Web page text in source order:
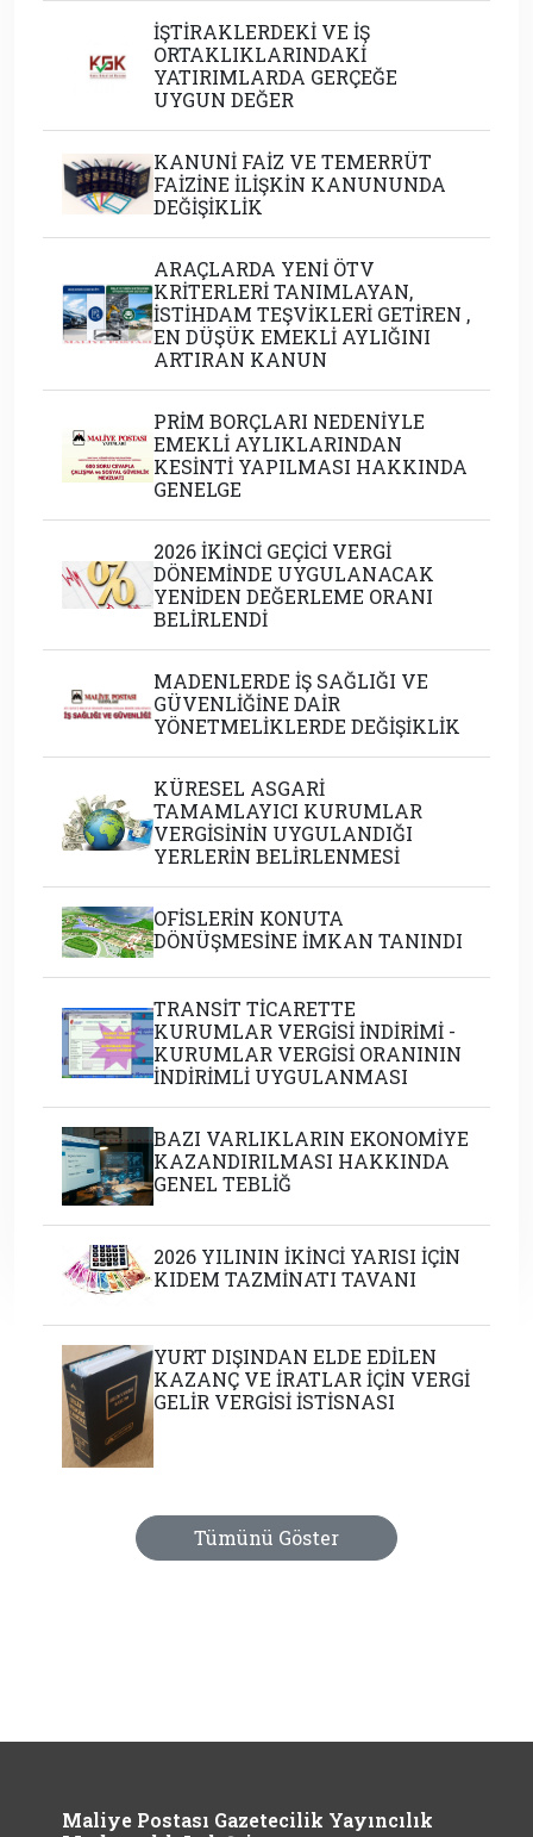
İŞTİRAKLERDEKİ VE İŞ
ORTAKLIKLARINDAKİ
YATIRIMLARDA GERÇEĞE
UYGUN DEĞER
KANUNİ FAİZ VE TEMERRÜT
FAİZİNE İLİŞKİN KANUNUNDA
DEĞİŞİKLİK
ARAÇLARDA YENİ ÖTV
KRİTERLERİ TANIMLAYAN,
İSTİHDAM TEŞVİKLERİ GETİREN ,
EN DÜŞÜK EMEKLİ AYLIĞINI
ARTIRAN KANUN
PRİM BORÇLARI NEDENİYLE
EMEKLİ AYLIKLARINDAN
KESİNTİ YAPILMASI HAKKINDA
GENELGE
2026 İKİNCİ GEÇİCİ VERGİ
DÖNEMİNDE UYGULANACAK
YENİDEN DEĞERLEME ORANI
BELİRLENDİ
MADENLERDE İŞ SAĞLIĞI VE
GÜVENLİĞİNE DAİR
YÖNETMELİKLERDE DEĞİŞİKLİK
KÜRESEL ASGARİ
TAMAMLAYICI KURUMLAR
VERGİSİNİN UYGULANDIĞI
YERLERİN BELİRLENMESİ
OFİSLERİN KONUTA
DÖNÜŞMESİNE İMKAN TANINDI
TRANSİT TİCARETTE
KURUMLAR VERGİSİ İNDİRİMİ -
KURUMLAR VERGİSİ ORANININ
İNDİRİMLİ UYGULANMASI
BAZI VARLIKLARIN EKONOMİYE
KAZANDIRILMASI HAKKINDA
GENEL TEBLİĞ
2026 YILININ İKİNCİ YARISI İÇİN
KIDEM TAZMİNATI TAVANI
YURT DIŞINDAN ELDE EDİLEN
KAZANÇ VE İRATLAR İÇİN VERGİ
GELİR VERGİSİ İSTİSNASI
Tümünü Göster
Maliye Postası Gazetecilik Yayıncılık